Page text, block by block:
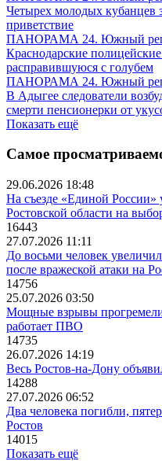
Четырех молодых кубанцев
приветствие
ПАНОРАМА 24. Южный
Краснодарские
расправившуюся с голубем
ПАНОРАМА 24. Южный
В Адыгее следователи
смерти пенсионерки от
Показать ещё
Самое
29.06.2026 18:48
На съезде «Единой России»
Ростовской области на
16443
27.07.2026 11:11
До восьми человек
после вражеской атаки на
14756
25.07.2026 03:50
Мощные взрывы
работает ПВО
14735
26.07.2026 14:19
Весь Ростов-на-Дону
14288
27.07.2026 06:52
Два человека погибли,
Ростов
14015
Показать ещё